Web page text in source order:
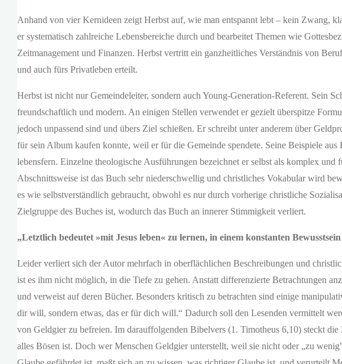
Anhand von vier Kernideen zeigt Herbst auf, wie man entspannt lebt – kein Zwang,
er systematisch zahlreiche Lebensbereiche durch und bearbeitet Themen wie
Zeitmanagement und Finanzen. Herbst vertritt ein ganzheitliches Verständnis von
und auch fürs Privatleben erteilt.
Herbst ist nicht nur Gemeindeleiter, sondern auch Young-Generation-Referent. Sein
freundschaftlich und modern. An einigen Stellen verwendet er gezielt überspitze
jedoch unpassend sind und übers Ziel schießen. Er schreibt unter anderem über
für sein Album kaufen konnte, weil er für die Gemeinde spendete. Seine Beispiele
lebensfern. Einzelne theologische Ausführungen bezeichnet er selbst als komplex
Abschnittsweise ist das Buch sehr niederschwellig und christliches Vokabular wird
es wie selbstverständlich gebraucht, obwohl es nur durch vorherige christliche
Zielgruppe des Buches ist, wodurch das Buch an innerer Stimmigkeit verliert.
„Letztlich bedeutet »mit Jesus leben« zu lernen, in einem konstanten
Leider verliert sich der Autor mehrfach in oberflächlichen Beschreibungen und
ist es ihm nicht möglich, in die Tiefe zu gehen. Anstatt differenzierte Betrachtungen
und verweist auf deren Bücher. Besonders kritisch zu betrachten sind einige
dir will, sondern etwas, das er für dich will.“ Dadurch soll den Lesenden vermittelt
von Geldgier zu befreien. Im darauffolgenden Bibelvers (1. Timotheus 6,10) steckt
alles Bösen ist. Doch wer Menschen Geldgier unterstellt, weil sie nicht oder „zu